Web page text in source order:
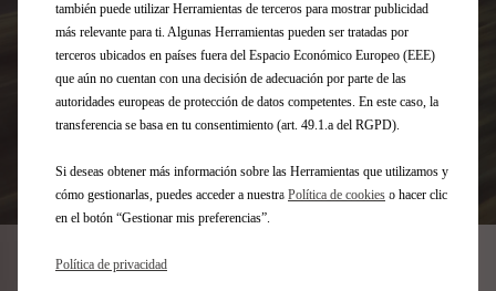
también puede utilizar Herramientas de terceros para mostrar publicidad
más relevante para ti. Algunas Herramientas pueden ser tratadas por
terceros ubicados en países fuera del Espacio Económico Europeo (EEE)
que aún no cuentan con una decisión de adecuación por parte de las
autoridades europeas de protección de datos competentes. En este caso, la
transferencia se basa en tu consentimiento (art. 49.1.a del RGPD).
Si deseas obtener más información sobre las Herramientas que utilizamos y
cómo gestionarlas, puedes acceder a nuestra Política de cookies o hacer clic
en el botón “Gestionar mis preferencias”.
Política de privacidad